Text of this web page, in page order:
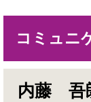
コミュニ
内藤 吾